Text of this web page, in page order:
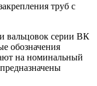
труб с
вальцовок серии ВК
обозначения
на номинальный